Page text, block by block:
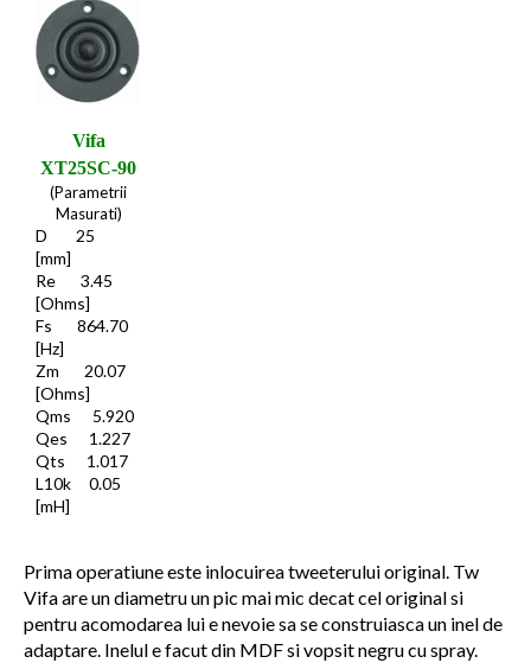
Vifa
XT25SC-90
(Parametrii
Masurati)
D 25
[mm]
Re 3.45
[Ohms]
Fs 864.70
[Hz]
Zm 20.07
[Ohms]
Qms 5.920
Qes 1.227
Qts 1.017
L10k 0.05
[mH]
Prima operatiune este inlocuirea tweeterului original. Tw
Vifa are un diametru un pic mai mic decat cel original si
pentru acomodarea lui e nevoie sa se construiasca un inel de
adaptare. Inelul e facut din MDF si vopsit negru cu spray.